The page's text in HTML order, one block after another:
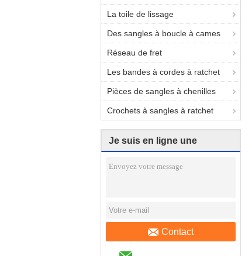
La toile de lissage
Des sangles à boucle à cames
Réseau de fret
Les bandes à cordes à ratchet
Pièces de sangles à chenilles
Crochets à sangles à ratchet
Je suis en ligne une
Contact